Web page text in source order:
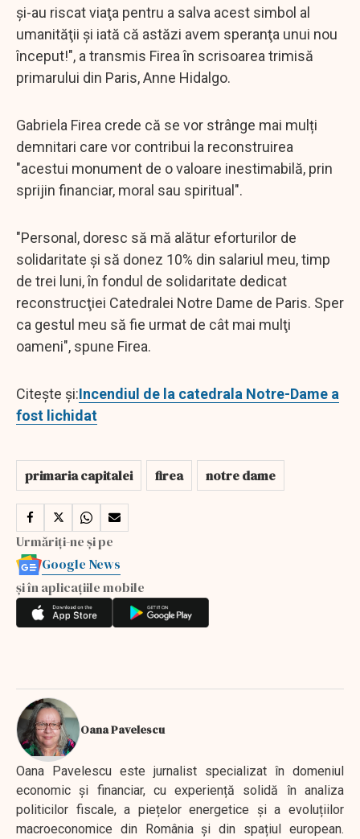
şi-au riscat viaţa pentru a salva acest simbol al
umanităţii şi iată că astăzi avem speranţa unui nou
început!", a transmis Firea în scrisoarea trimisă
primarului din Paris, Anne Hidalgo.
Gabriela Firea crede că se vor strânge mai mulți
demnitari care vor contribui la reconstruirea
"acestui monument de o valoare inestimabilă, prin
sprijin financiar, moral sau spiritual".
"Personal, doresc să mă alătur eforturilor de
solidaritate şi să donez 10% din salariul meu, timp
de trei luni, în fondul de solidaritate dedicat
reconstrucţiei Catedralei Notre Dame de Paris. Sper
ca gestul meu să fie urmat de cât mai mulţi
oameni", spune Firea.
Citește și:Incendiul de la catedrala Notre-Dame a
fost lichidat
primaria capitalei firea notre dame
Urmăriți-ne și pe
Google News
și în aplicațiile mobile
Oana Pavelescu
Oana Pavelescu este jurnalist specializat în domeniul
economic și financiar, cu experiență solidă în analiza
politicilor fiscale, a piețelor energetice și a evoluțiilor
macroeconomice din România și din spațiul european.